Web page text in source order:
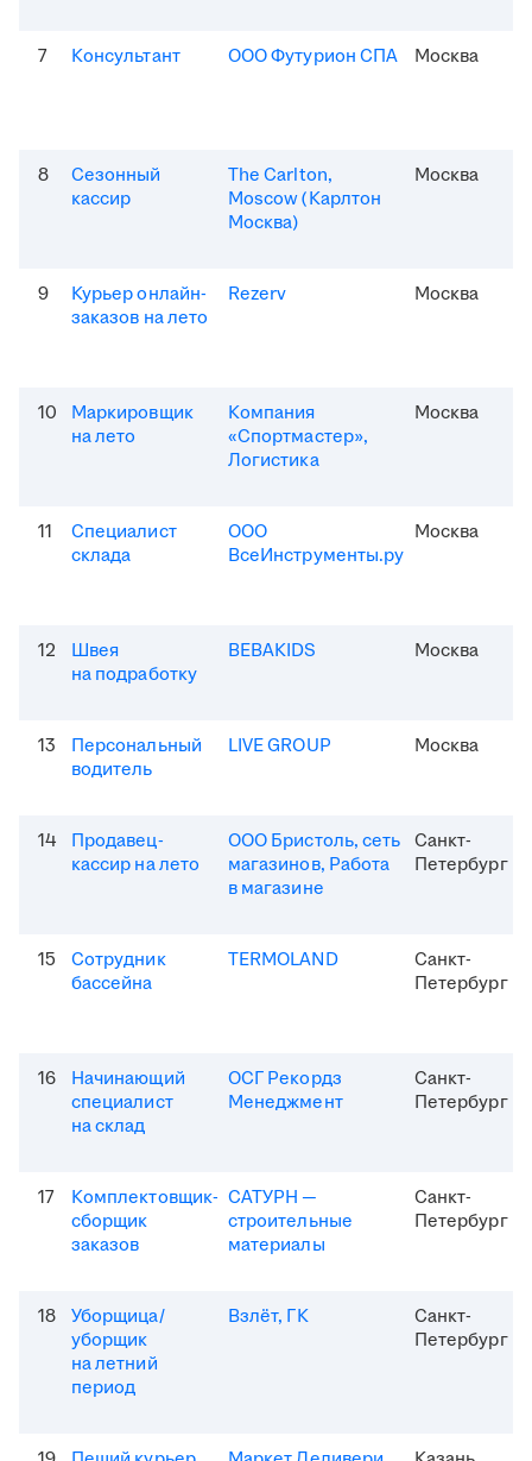
7 Консультант ООО Футурион СПА Москва
8
Сезонный
кассир
The Carlton,
Moscow (Карлтон
Москва)
Москва
9
Курьер онлайн-
заказов на лето
Rezerv Москва
10
Маркировщик
на лето
Компания
«Спортмастер»,
Логистика
Москва
11
Специалист
склада
ООО
ВсеИнструменты.ру
Москва
12
Швея
на подработку
BEBAKIDS Москва
13
Персональный
водитель
LIVE GROUP Москва
14
Продавец-
кассир на лето
ООО Бристоль, сеть
магазинов, Работа
в магазине
Санкт-
Петербург
15
Сотрудник
бассейна
TERMOLAND
Санкт-
Петербург
16
Начинающий
специалист
на склад
ОСГ Рекордз
Менеджмент
Санкт-
Петербург
17
Комплектовщик-
сборщик
заказов
САТУРН —
строительные
материалы
Санкт-
Петербург
18
Уборщица/
уборщик
на летний
период
Взлёт, ГК
Санкт-
Петербург